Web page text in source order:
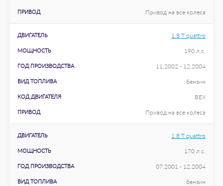
ПРИВОД Привод на все колеса
ДВИГАТЕЛЬ 1.8 T quattro
МОЩНОСТЬ 190 л.с.
ГОД ПРОИЗВОДСТВА 11.2002 - 12.2004
ВИД ТОПЛИВА бензин
КОД ДВИГАТЕЛЯ BEX
ПРИВОД Привод на все колеса
ДВИГАТЕЛЬ 1.8 T quattro
МОЩНОСТЬ 170 л.с.
ГОД ПРОИЗВОДСТВА 07.2001 - 12.2004
ВИД ТОПЛИВА бензин